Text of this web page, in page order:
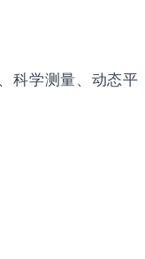
科学测量、动态平